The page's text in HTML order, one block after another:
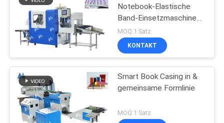
Notebook-Elastische
Band-Einsetzmaschine
MF-FEM450
MOQ:1 Satz
KONTAKT
Smart Book Casing in &
gemeinsame Formlinie
MOQ:1 Satz